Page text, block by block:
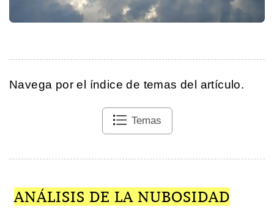
Navega por el índice de temas del artículo.
Temas
ANÁLISIS DE LA NUBOSIDAD